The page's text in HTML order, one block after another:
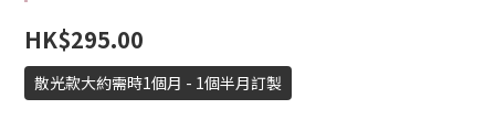
HK$295.00
散光款大約需時1個月 - 1個半月訂製